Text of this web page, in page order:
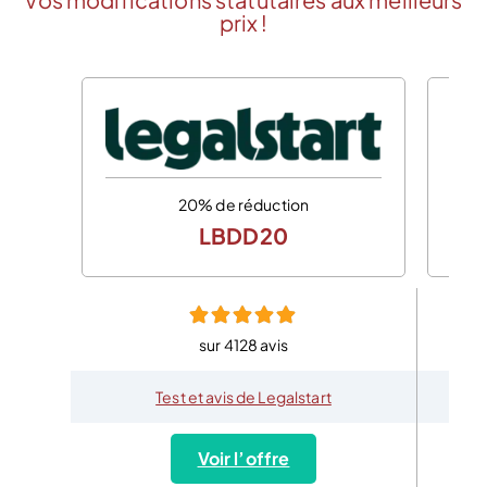
prix !
20% de réduction
LBDD20
sur 4128 avis
Test et avis de Legalstart
Voir l’offre